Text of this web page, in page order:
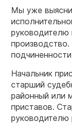
Мы уже
руководителю
Начальник
старший
районный или
приставов.
руководителю